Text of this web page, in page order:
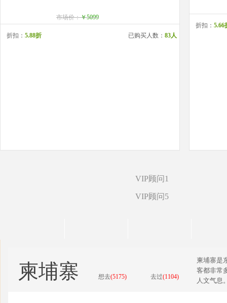
市场价：￥5099
折扣： 5.88折 已购买人数： 83人
折扣： 5.66
VIP顾问1
VIP顾问5
柬埔寨 想去(5175) 去过(1104)
柬埔寨是
客都非常
人文气息